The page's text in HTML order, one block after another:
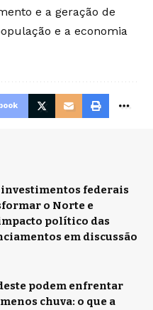
e a geração de
e a economia
investimentos federais
o Norte e
político das
em discussão
podem enfrentar
chuva: o que a